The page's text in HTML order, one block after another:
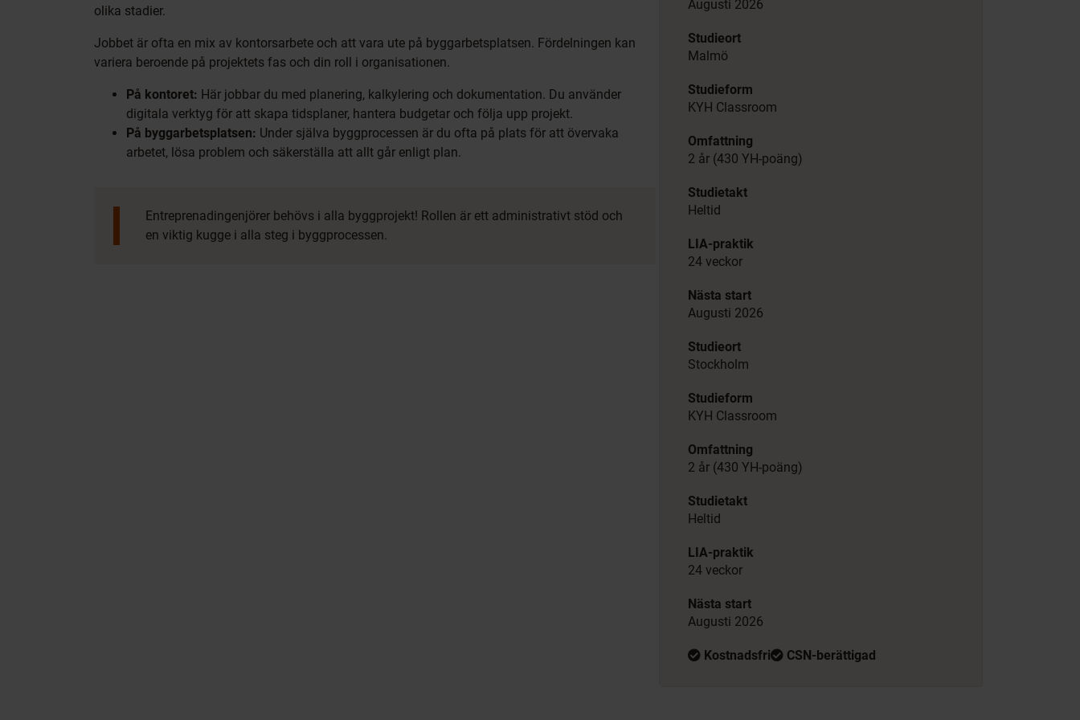
olika stadier.
Jobbet är ofta en mix av kontorsarbete och att vara ute på byggarbetsplatsen. Fördelningen kan
variera beroende på projektets fas och din roll i organisationen.
På kontoret: Här jobbar du med planering, kalkylering och dokumentation. Du använder
digitala verktyg för att skapa tidsplaner, hantera budgetar och följa upp projekt.
På byggarbetsplatsen: Under själva byggprocessen är du ofta på plats för att övervaka
arbetet, lösa problem och säkerställa att allt går enligt plan.
Entreprenadingenjörer behövs i alla byggprojekt! Rollen är ett administrativt stöd och
en viktig kugge i alla steg i byggprocessen.
Augusti 2026
Studieort
Malmö
Studieform
KYH Classroom
Omfattning
2 år (430 YH-poäng)
Studietakt
Heltid
LIA-praktik
24 veckor
Nästa start
Augusti 2026
Studieort
Stockholm
Studieform
KYH Classroom
Omfattning
2 år (430 YH-poäng)
Studietakt
Heltid
LIA-praktik
24 veckor
Nästa start
Augusti 2026
Kostnadsfri CSN-berättigad